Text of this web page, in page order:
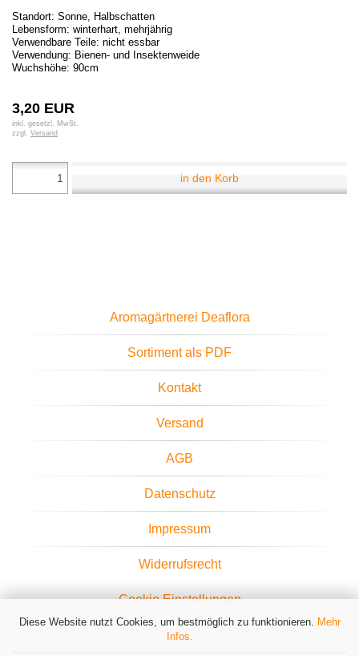
Diese Website nutzt Cookies, um bestmöglich zu funktionieren. Mehr
Infos.
Standort: Sonne, Halbschatten
Lebensform: winterhart, mehrjährig
Verwendbare Teile: nicht essbar
Verwendung: Bienen- und Insektenweide
Wuchshöhe: 90cm
3,20 EUR
inkl. gesetzl. MwSt.
zzgl. Versand
in den Korb
Aromagärtnerei Deaflora
Sortiment als PDF
Kontakt
Versand
AGB
Datenschutz
Impressum
Widerrufsrecht
Cookie Einstellungen